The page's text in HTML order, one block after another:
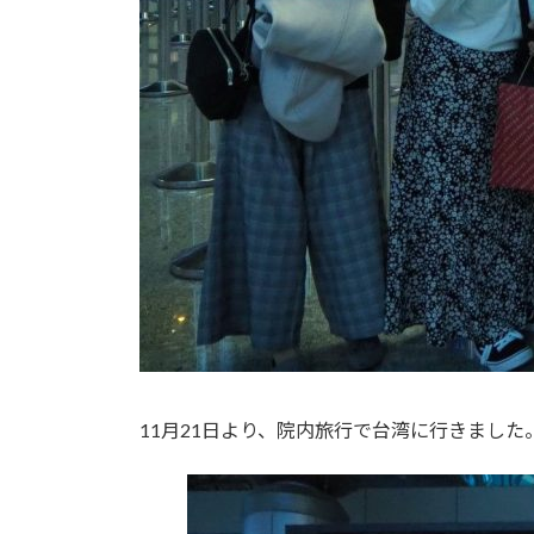
11月21日より、院内旅行で台湾に行きました